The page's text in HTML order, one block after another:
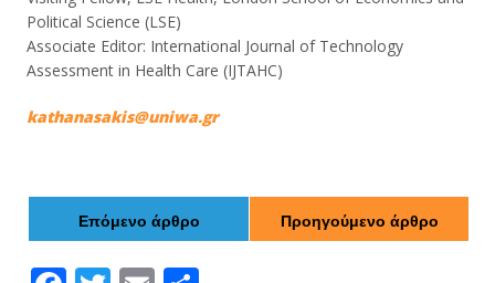
Political Science (LSE)
Associate Editor: International Journal of Technology
Assessment in Health Care (IJTAHC)
kathanasakis@uniwa.gr
Προηγούμενο άρθρο
Επόμενο άρθρο